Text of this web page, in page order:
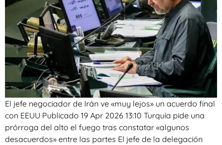
El jefe negociador de Irán ve «muy lejos» un acuerdo final
con EEUU Publicado 19 Apr 2026 13:10 Turquía pide una
prórroga del alto el fuego tras constatar «algunos
desacuerdos» entre las partes El jefe de la delegación